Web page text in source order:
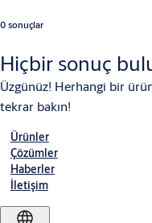
0 sonuçlar
Hiçbir sonuç
Üzgünüz! Herhangi bir
tekrar bakın!
Ürünler
Çözümler
Haberler
İletişim